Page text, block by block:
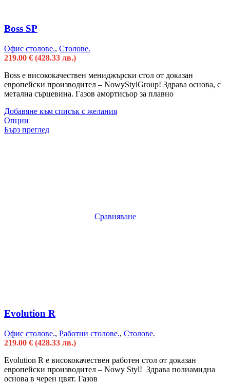
Boss SP
Офис столове., Столове.
219.00 € (428.33 лв.)
Boss е висококачествен мениджърски стол от доказан
европейски производител – NowyStylGroup! Здрава основа, с
метална сърцевина. Газов амортисьор за плавно
Добавяне към списък с желания
Опции
Бърз преглед
Сравняване
Evolution R
Офис столове., Работни столове., Столове.
219.00 € (428.33 лв.)
Evolution R е висококачествен работен стол от доказан
европейски производител – Nowy Styl! Здрава полиамидна
основа в черен цвят. Газов